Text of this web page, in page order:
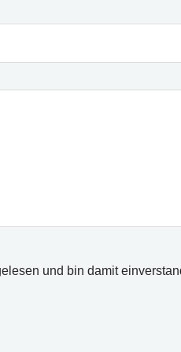
und bin damit